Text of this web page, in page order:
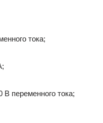
тока;
переменного тока;